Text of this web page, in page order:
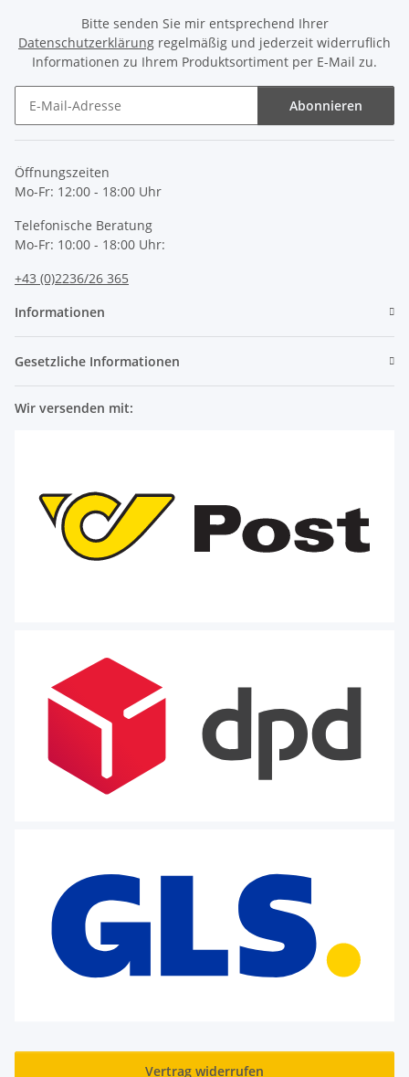
Bitte senden Sie mir entsprechend Ihrer
Datenschutzerklärung regelmäßig und jederzeit widerruflich
Informationen zu Ihrem Produktsortiment per E-Mail zu.
Abonnieren
Öffnungszeiten
Mo-Fr: 12:00 - 18:00 Uhr
Telefonische Beratung
Mo-Fr: 10:00 - 18:00 Uhr:
+43 (0)2236/26 365
Informationen
Gesetzliche Informationen
Wir versenden mit:
Vertrag widerrufen